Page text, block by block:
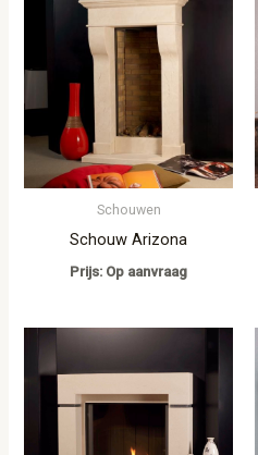
Schouwen
Schouw Arizona
Prijs: Op aanvraag